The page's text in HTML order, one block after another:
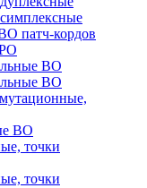
патч-кордов
ВО
ВО
ВО
точки
точки